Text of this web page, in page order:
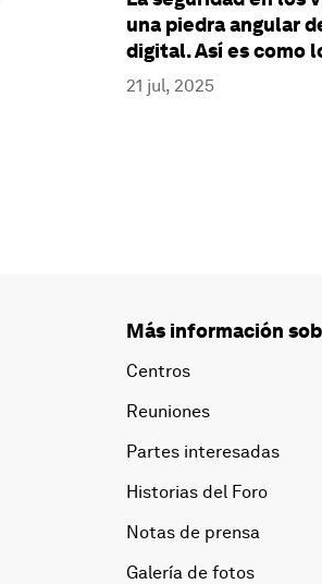
una piedra angular
digital. Así es como
21 jul, 2025
Más información
Centros
Reuniones
Partes interesadas
Historias del Foro
Notas de prensa
Galería de fotos